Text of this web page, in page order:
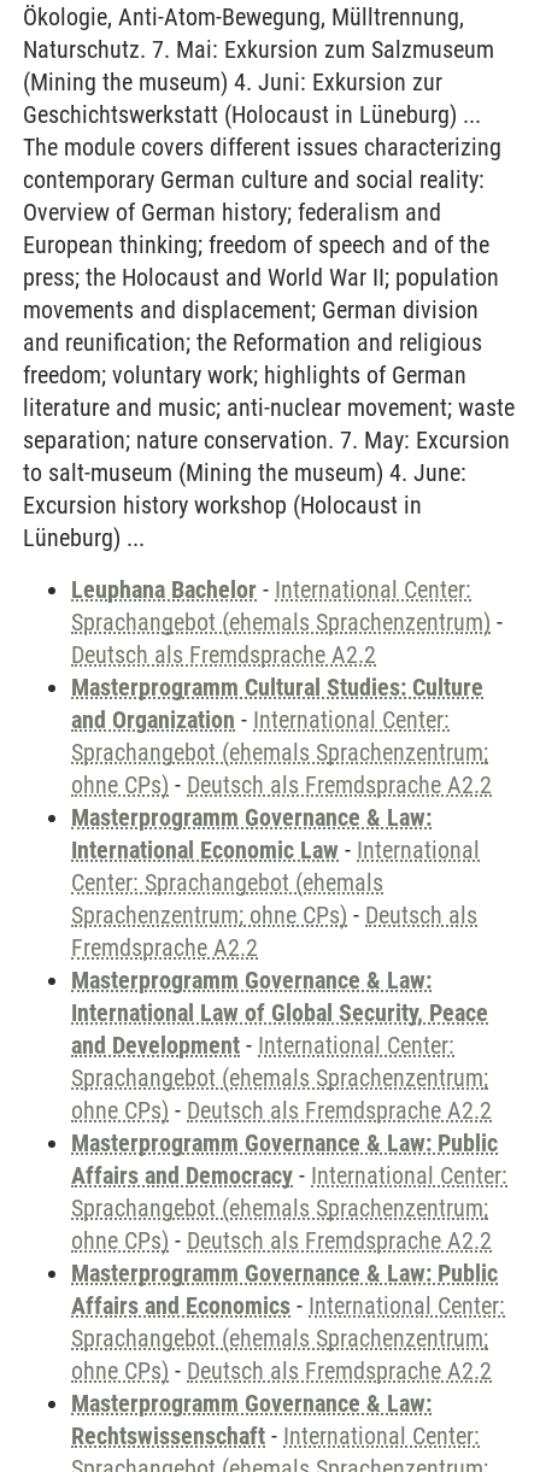
Ökologie, Anti-Atom-Bewegung, Mülltrennung,
Naturschutz. 7. Mai: Exkursion zum Salzmuseum
(Mining the museum) 4. Juni: Exkursion zur
Geschichtswerkstatt (Holocaust in Lüneburg) ...
The module covers different issues characterizing
contemporary German culture and social reality:
Overview of German history; federalism and
European thinking; freedom of speech and of the
press; the Holocaust and World War II; population
movements and displacement; German division
and reunification; the Reformation and religious
freedom; voluntary work; highlights of German
literature and music; anti-nuclear movement; waste
separation; nature conservation. 7. May: Excursion
to salt-museum (Mining the museum) 4. June:
Excursion history workshop (Holocaust in
Lüneburg) ...
Leuphana Bachelor - International Center:
Sprachangebot (ehemals Sprachenzentrum) -
Deutsch als Fremdsprache A2.2
Masterprogramm Cultural Studies: Culture
and Organization - International Center:
Sprachangebot (ehemals Sprachenzentrum;
ohne CPs) - Deutsch als Fremdsprache A2.2
Masterprogramm Governance & Law:
International Economic Law - International
Center: Sprachangebot (ehemals
Sprachenzentrum; ohne CPs) - Deutsch als
Fremdsprache A2.2
Masterprogramm Governance & Law:
International Law of Global Security, Peace
and Development - International Center:
Sprachangebot (ehemals Sprachenzentrum;
ohne CPs) - Deutsch als Fremdsprache A2.2
Masterprogramm Governance & Law: Public
Affairs and Democracy - International Center:
Sprachangebot (ehemals Sprachenzentrum;
ohne CPs) - Deutsch als Fremdsprache A2.2
Masterprogramm Governance & Law: Public
Affairs and Economics - International Center:
Sprachangebot (ehemals Sprachenzentrum;
ohne CPs) - Deutsch als Fremdsprache A2.2
Masterprogramm Governance & Law:
Rechtswissenschaft - International Center: